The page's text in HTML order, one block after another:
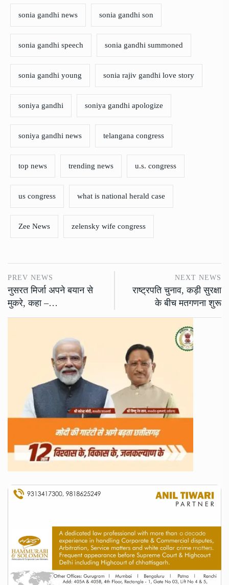
sonia gandhi news sonia gandhi son
sonia gandhi speech sonia gandhi summoned
sonia gandhi young sonia rajiv gandhi love story
soniya gandhi soniya gandhi apologize
soniya gandhi news telangana congress
top news trending news u.s. congress
us congress what is national herald case
Zee News zelensky wife congress
PREV NEWS
नुसरत मिर्जा अपने बयान से
मुकरे, कहा –…
NEXT NEWS
राष्ट्रपति चुनाव, कड़ी सुरक्षा
के बीच मतगणना शुरू